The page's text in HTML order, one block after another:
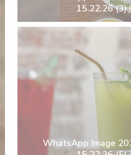
15.22.26
WhatsApp Image